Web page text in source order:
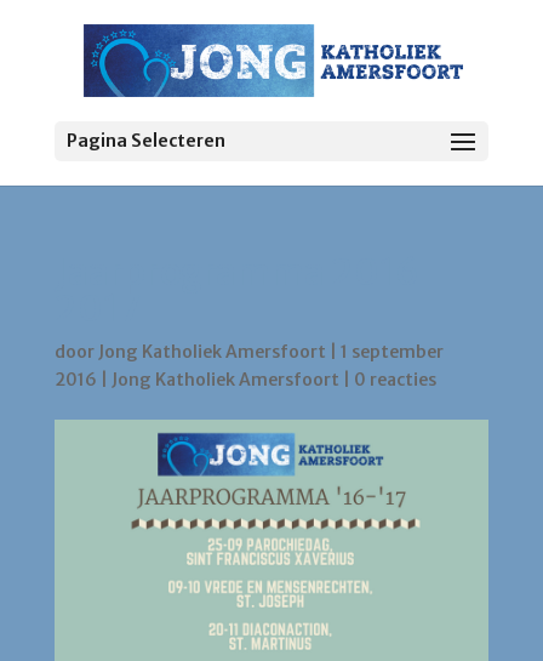
Pagina Selecteren
door Jong Katholiek Amersfoort
1 september
2016
Jong Katholiek Amersfoort 0 reacties